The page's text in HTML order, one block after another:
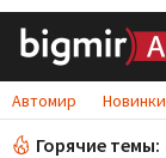
Автомир Новинки
Горячие темы: